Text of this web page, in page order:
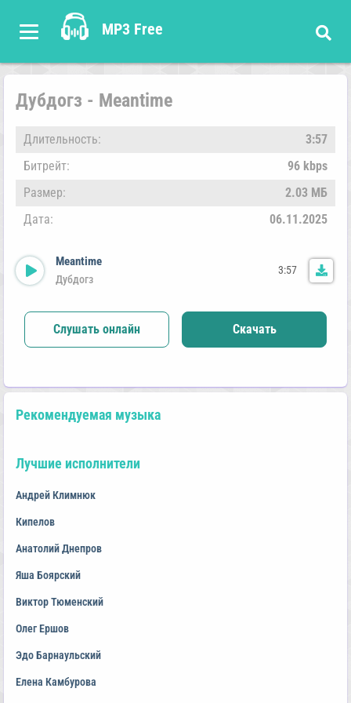
MP3 Free
Дубдогз - Meantime
Длительность:
3:57
Битрейт:
96 kbps
Размер:
2.03 МБ
Дата:
06.11.2025
Meantime
Дубдогз
3:57
Слушать онлайн Скачать
Рекомендуемая музыка
Лучшие исполнители
Андрей Климнюк
Кипелов
Анатолий Днепров
Яша Боярский
Виктор Тюменский
Олег Ершов
Эдо Барнаульский
Елена Камбурова